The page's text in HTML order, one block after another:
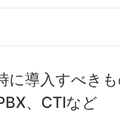
に導入すべき
、CTIなど